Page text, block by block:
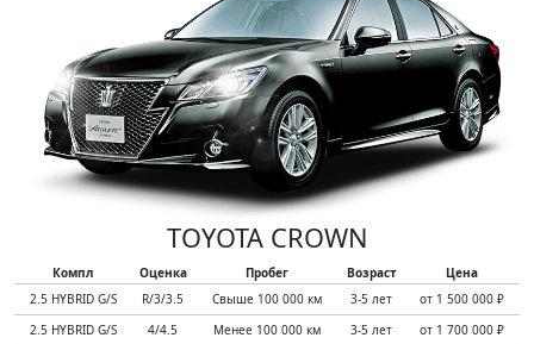
TOYOTA CROWN
Компл Оценка Пробег Возраст
Цена
2.5 HYBRID G/S
R/3/3.5 Свыше 100 000 км 3-5 лет
от 1 500 000 ₽
2.5 HYBRID G/S
4/4.5 Менее 100 000 км 3-5 лет
от 1 700 000 ₽